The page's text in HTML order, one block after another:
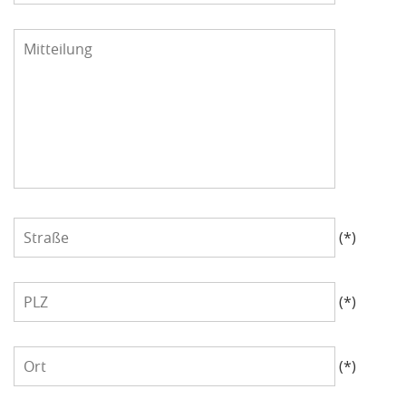
Mitteilung
Straße
(*)
PLZ
(*)
Ort
(*)